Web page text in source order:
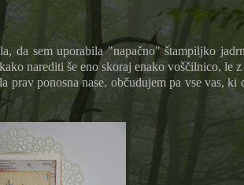
sem uporabila "napačno" štampiljko
narediti še eno skoraj enako voščilnico, le
ponosna nase. občudujem pa vse vas, ki